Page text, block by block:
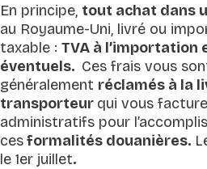
En principe, tout achat dans
au Royaume-Uni, livré ou
taxable : TVA à
éventuels. Ces frais vous
généralement réclamés à la
transporteur qui vous
administratifs pour
cesformalités douanières.
le 1er juillet.